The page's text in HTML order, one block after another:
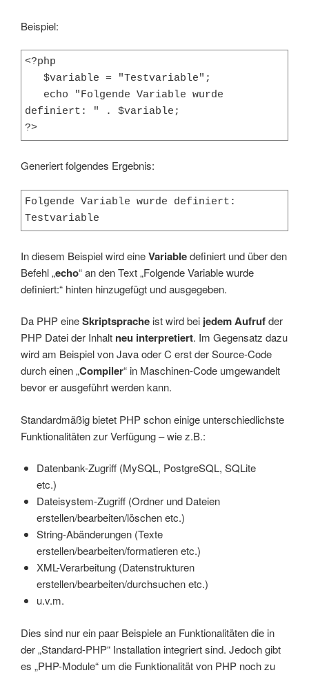
Beispiel:
<?php
definiert: " . $variable;
?>
Generiert folgendes Ergebnis:
Folgende Variable wurde definiert:
Testvariable
In diesem Beispiel wird eineVariabledefiniert und über den
Befehl „echo“ an den Text „Folgende Variable wurde
definiert:“ hinten hinzugefügt und ausgegeben.
Da PHP eineSkriptsprache ist wird bei jedem Aufrufder
PHP Datei der Inhalt neu interpretiert. Im Gegensatz dazu
wird am Beispiel von Java oder C erst der Source-Code
durch einen „Compiler“ in Maschinen-Code umgewandelt
bevor er ausgeführt werden kann.
Standardmäßig bietet PHP schon einige unterschiedlichste
Funktionalitäten zur Verfügung – wie z.B.:
Datenbank-Zugriff (MySQL, PostgreSQL, SQLite
etc.)
Dateisystem-Zugriff (Ordner und Dateien
erstellen/bearbeiten/löschen etc.)
String-Abänderungen (Texte
erstellen/bearbeiten/formatieren etc.)
XML-Verarbeitung (Datenstrukturen
erstellen/bearbeiten/durchsuchen etc.)
u.v.m.
Dies sind nur ein paar Beispiele an Funktionalitäten die in
der „Standard-PHP“ Installation integriert sind. Jedoch gibt
es „PHP-Module“ um die Funktionalität von PHP noch zu